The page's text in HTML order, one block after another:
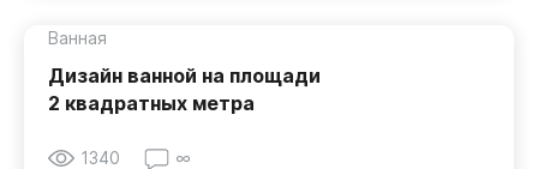
Ванная
Дизайн ванной на площади
2 квадратных метра
1340 ∞